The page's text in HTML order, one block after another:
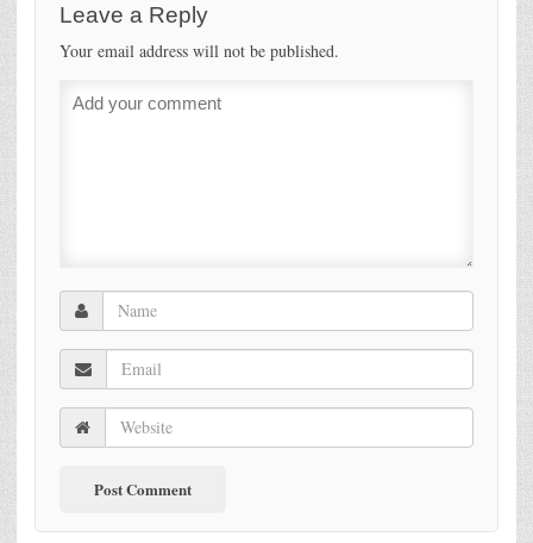
Leave a Reply
Your email address will not be published.